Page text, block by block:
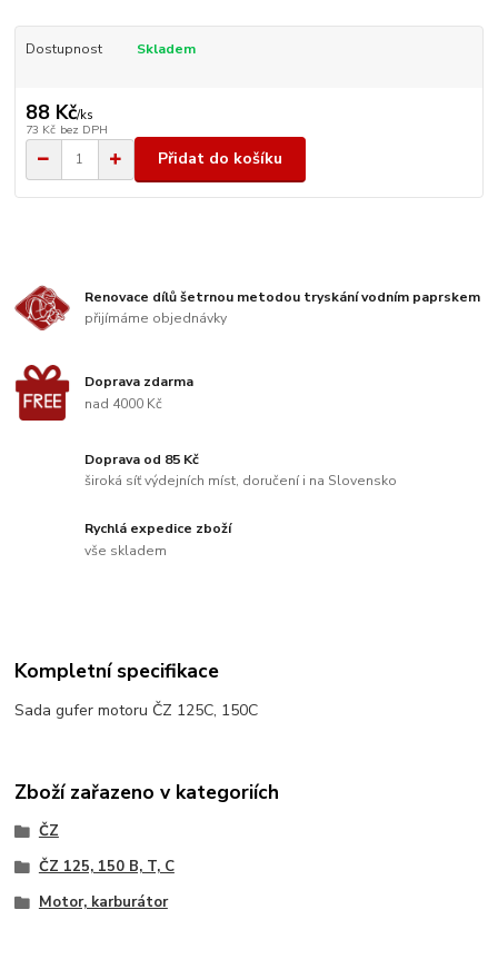
Dostupnost Skladem
88 Kč/ks
73 Kč bez DPH
Přidat do košíku
Renovace dílů šetrnou metodou tryskání vodním paprskem
přijímáme objednávky
Doprava zdarma
nad 4000 Kč
Doprava od 85 Kč
široká síť výdejních míst, doručení i na Slovensko
Rychlá expedice zboží
vše skladem
Kompletní specifikace
Sada gufer motoru ČZ 125C, 150C
Zboží zařazeno v kategoriích
ČZ
ČZ 125, 150 B, T, C
Motor, karburátor